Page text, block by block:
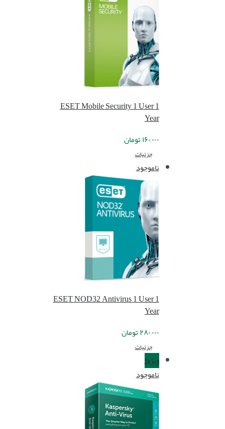
ESET Mobile Security 1 User 1
Year
۱۶۰,۰۰۰تومان
جزئیات
ناموجود
ESET NOD32 Antivirus 1 User 1
Year
۲۸۰,۰۰۰تومان
جزئیات
ویژه!
ناموجود